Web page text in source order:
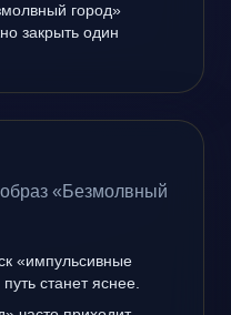
город»
закрыть один
образ «Безмолвный
«импульсивные
станет яснее.